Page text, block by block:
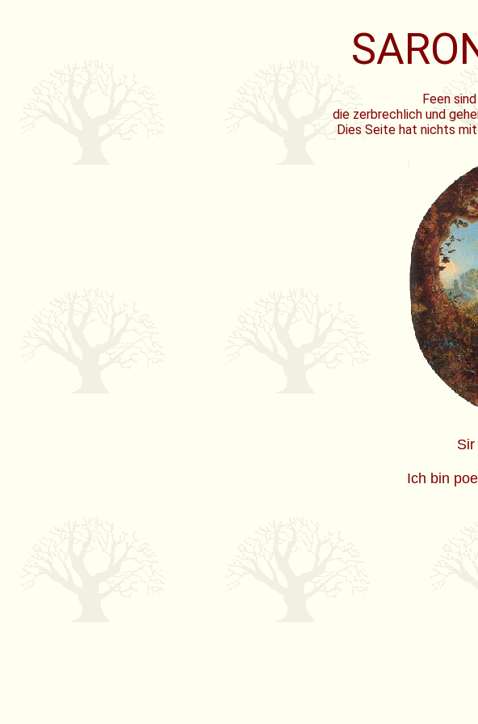
Feen
die zerbrechlich und
Dies Seite hat nichts
Ich bin